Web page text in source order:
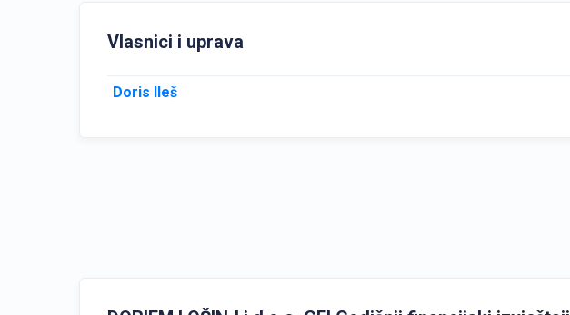
Vlasnici i uprava
Doris Ileš